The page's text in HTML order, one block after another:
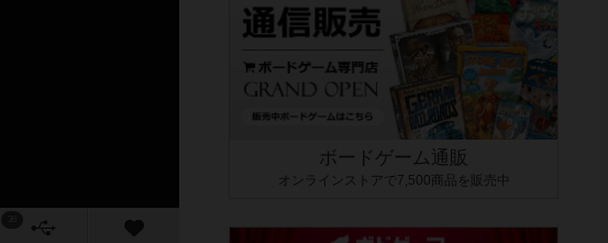
ボードゲーム通販
オンラインストアで7,500商品を販売中